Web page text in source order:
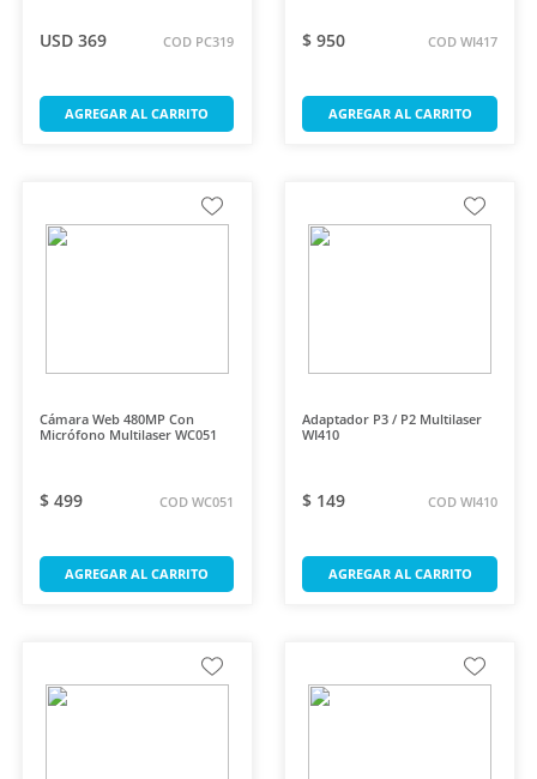
USD 369 COD PC319
AGREGAR AL CARRITO
$ 950 COD WI417
AGREGAR AL CARRITO
Cámara Web 480MP Con
Micrófono Multilaser WC051
$ 499 COD WC051
AGREGAR AL CARRITO
Adaptador P3 / P2 Multilaser
WI410
$ 149 COD WI410
AGREGAR AL CARRITO